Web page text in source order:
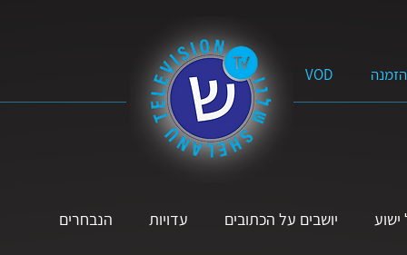
VOD
יושבים על הכתובים עדויות הנבחרים